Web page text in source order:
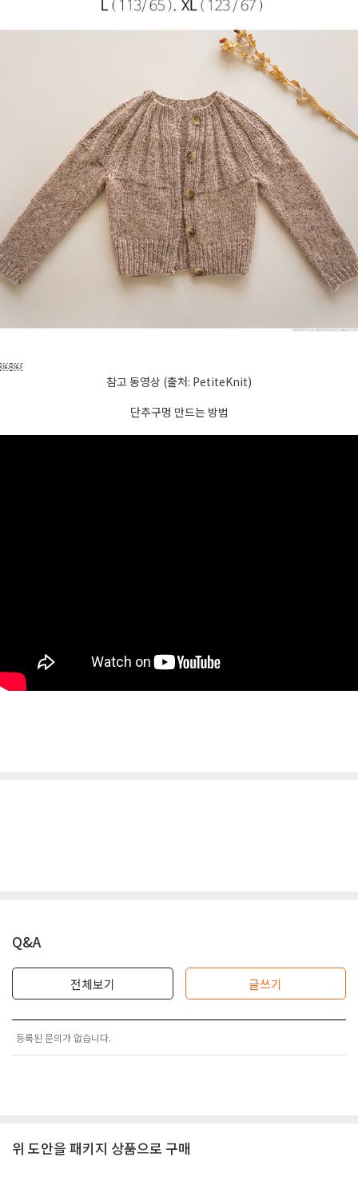
￼￼
참고 동영상 (출처: PetiteKnit)
단추구멍 만드는 방법
Q&A
전체보기 글쓰기
등록된 문의가 없습니다.
위 도안을 패키지 상품으로 구매